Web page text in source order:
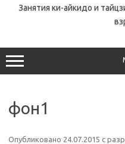
Занятия ки-айкидо и
фон1
Опубликовано 24.07.2015 с